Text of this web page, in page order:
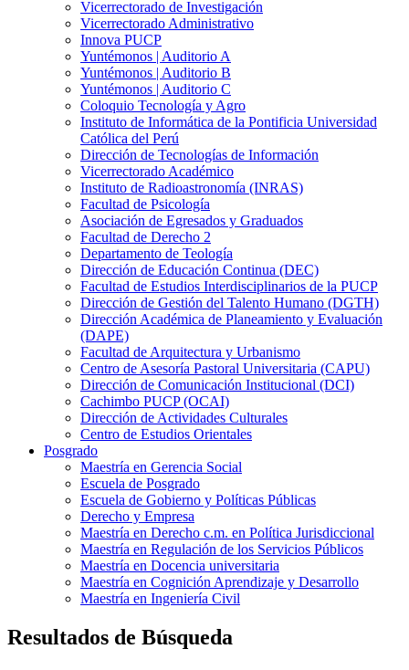
Vicerrectorado de Investigación
Vicerrectorado Administrativo
Innova PUCP
Yuntémonos | Auditorio A
Yuntémonos | Auditorio B
Yuntémonos | Auditorio C
Coloquio Tecnología y Agro
Instituto de Informática de la Pontificia Universidad
Católica del Perú
Dirección de Tecnologías de Información
Vicerrectorado Académico
Instituto de Radioastronomía (INRAS)
Facultad de Psicología
Asociación de Egresados y Graduados
Facultad de Derecho 2
Departamento de Teología
Dirección de Educación Continua (DEC)
Facultad de Estudios Interdisciplinarios de la PUCP
Dirección de Gestión del Talento Humano (DGTH)
Dirección Académica de Planeamiento y Evaluación
(DAPE)
Facultad de Arquitectura y Urbanismo
Centro de Asesoría Pastoral Universitaria (CAPU)
Dirección de Comunicación Institucional (DCI)
Cachimbo PUCP (OCAI)
Dirección de Actividades Culturales
Centro de Estudios Orientales
Posgrado
Maestría en Gerencia Social
Escuela de Posgrado
Escuela de Gobierno y Políticas Públicas
Derecho y Empresa
Maestría en Derecho c.m. en Política Jurisdiccional
Maestría en Regulación de los Servicios Públicos
Maestría en Docencia universitaria
Maestría en Cognición Aprendizaje y Desarrollo
Maestría en Ingeniería Civil
Resultados de Búsqueda